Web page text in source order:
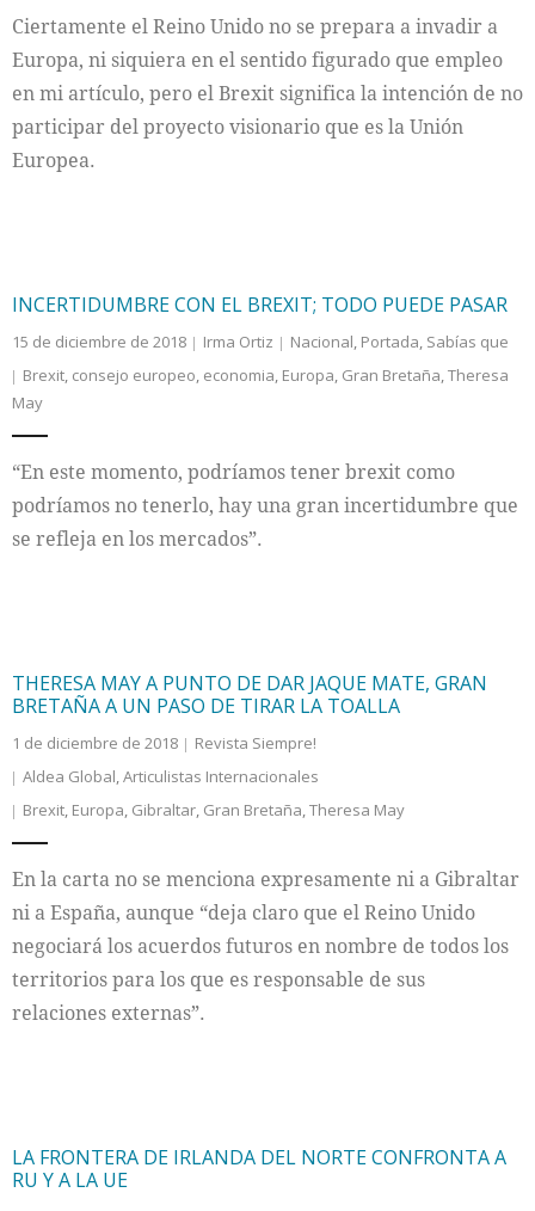
Ciertamente el Reino Unido no se prepara a invadir a
Europa, ni siquiera en el sentido figurado que empleo
en mi artículo, pero el Brexit significa la intención de no
participar del proyecto visionario que es la Unión
Europea.
INCERTIDUMBRE CON EL BREXIT; TODO PUEDE PASAR
15 de diciembre de 2018 Irma Ortiz Nacional, Portada, Sabías que
Brexit, consejo europeo, economia, Europa, Gran Bretaña,Theresa
May
“En este momento, podríamos tener brexit como
podríamos no tenerlo, hay una gran incertidumbre que
se refleja en los mercados”.
THERESA MAY A PUNTO DE DAR JAQUE MATE, GRAN
BRETAÑA A UN PASO DE TIRAR LA TOALLA
1 de diciembre de 2018
Revista Siempre!
Aldea Global,Articulistas Internacionales
Brexit, Europa, Gibraltar, Gran Bretaña,Theresa May
En la carta no se menciona expresamente ni a Gibraltar
ni a España, aunque “deja claro que el Reino Unido
negociará los acuerdos futuros en nombre de todos los
territorios para los que es responsable de sus
relaciones externas”.
LA FRONTERA DE IRLANDA DEL NORTE CONFRONTA A
RU Y A LA UE